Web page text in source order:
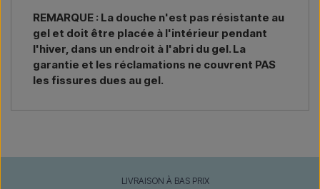
REMARQUE : La douche n'est pas résistante au
gel et doit être placée à l'intérieur pendant
l'hiver, dans un endroit à l'abri du gel. La
garantie et les réclamations ne couvrent PAS
les fissures dues au gel.
LIVRAISON À BAS PRIX